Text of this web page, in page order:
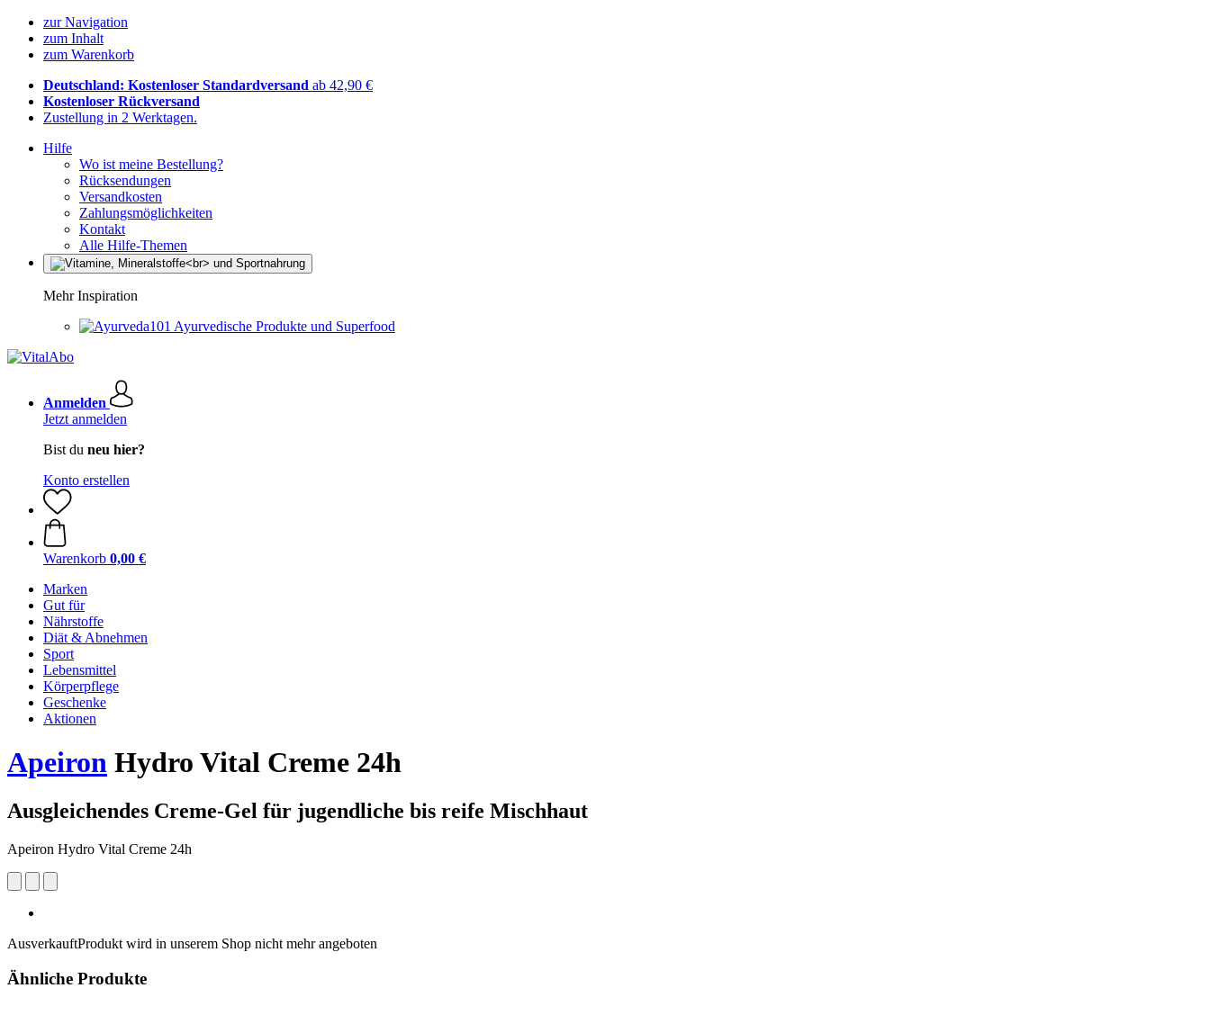
zur Navigation
zum Inhalt
zum Warenkorb
Deutschland: Kostenloser Standardversand ab 42,90 €
Kostenloser Rückversand
Zustellung in 2 Werktagen.
Hilfe
Wo ist meine Bestellung?
Rücksendungen
Versandkosten
Zahlungsmöglichkeiten
Kontakt
Alle Hilfe-Themen
Mehr Inspiration
Ayurvedische Produkte und Superfood
Anmelden
Jetzt anmelden
Bist du neu hier?
Konto erstellen
Warenkorb 0,00 €
Marken
Gut für
Nährstoffe
Diät & Abnehmen
Sport
Lebensmittel
Körperpflege
Geschenke
Aktionen
Apeiron Hydro Vital Creme 24h
Ausgleichendes Creme-Gel für jugendliche bis reife Mischhaut
Apeiron Hydro Vital Creme 24h
AusverkauftProdukt wird in unserem Shop nicht mehr angeboten
Ähnliche Produkte